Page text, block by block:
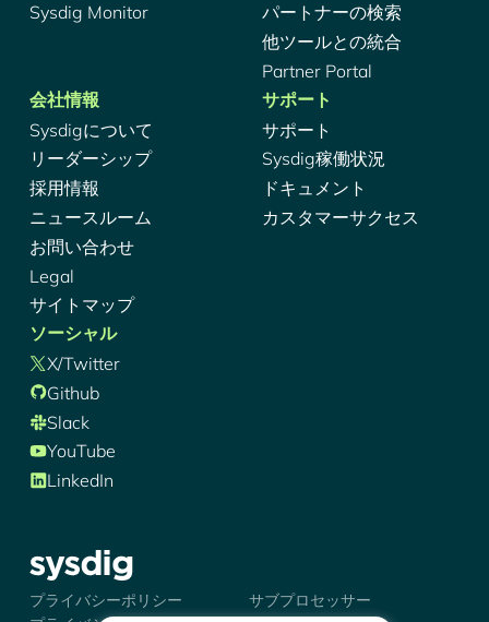
Sysdig Monitor
パートナーの検索
他ツールとの統合
Partner Portal
会社情報
Sysdigについて
リーダーシップ
採用情報
ニュースルーム
お問い合わせ
Legal
サイトマップ
サポート
サポート
Sysdig稼働状況
ドキュメント
カスタマーサクセス
ソーシャル
X/Twitter
Github
Slack
YouTube
LinkedIn
シズディグ-ロゴ
プライバシーポリシー
サブプロセッサー